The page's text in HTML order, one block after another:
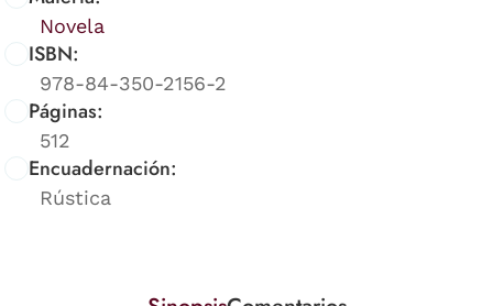
Novela
ISBN:
978-84-350-2156-2
Páginas:
512
Encuadernación:
Rústica